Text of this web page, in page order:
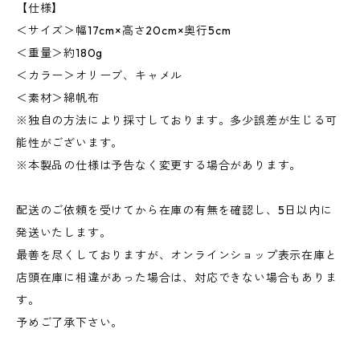
【仕様】
＜サイズ＞幅17cm×高さ20cm×奥行5cm
＜重量＞約180g
＜カラー＞オリーブ、キャメル
＜素材＞綿帆布
※独自の方法により採寸しております。多少誤差が生じる可
能性がございます。
※本製品の仕様は予告なく変更する場合があります。
配送のご依頼を受けてから在庫の有無を確認し、5日以内に
発送いたします。
最善を尽くしておりますが、オンラインショップ表示在庫と
店頭在庫に相違があった場合は、対応できない場合もありま
す。
予めご了承下さい。